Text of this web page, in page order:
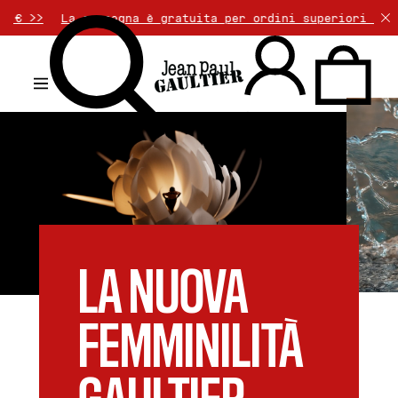
è gratuita per ordini superiori a 50€. Il reso è
.
LA NUOVA
FEMMINILITÀ